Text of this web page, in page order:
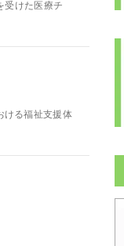
受けた医療チ
ける福祉支援体